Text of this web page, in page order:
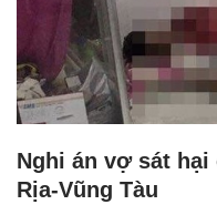
Nghi án vợ sát
Rịa-Vũng Tàu